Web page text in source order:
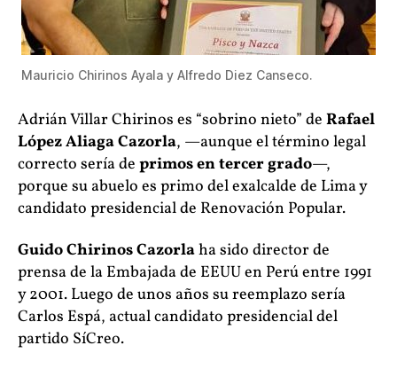
Mauricio Chirinos Ayala y Alfredo Diez Canseco.
Adrián Villar Chirinos es “sobrino nieto” de Rafael
López Aliaga Cazorla, —aunque el término legal
correcto sería de primos en tercer grado—,
porque su abuelo es primo del exalcalde de Lima y
candidato presidencial de Renovación Popular.
Guido Chirinos Cazorlaha sido director de
prensa de la Embajada de EEUU en Perú entre 1991
y 2001. Luego de unos años su reemplazo sería
Carlos Espá, actual candidato presidencial del
partido SíCreo.